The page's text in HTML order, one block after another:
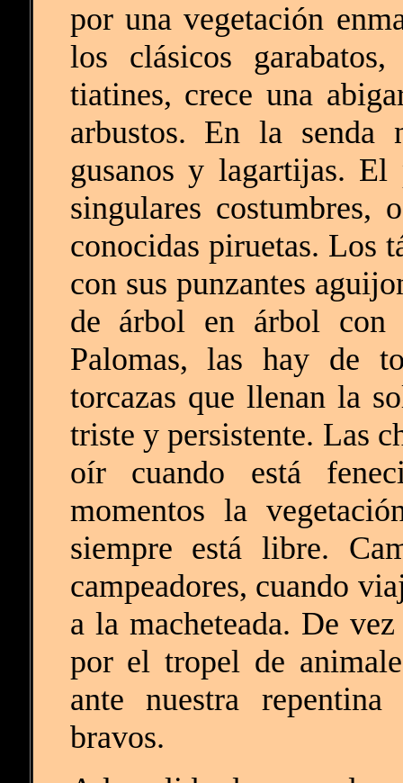
por una vegetación
los clásicos
tiatines, crece una
arbustos. En la senda
gusanos y lagartijas. El
singulares costumbres,
conocidas piruetas. Los
con sus punzantes
de árbol en árbol con
Palomas, las hay de
torcazas que llenan la
triste y persistente. Las
oír cuando está
momentos la
siempre está libre.
campeadores, cuando
a la macheteada. De
por el tropel de
ante nuestra
bravos.